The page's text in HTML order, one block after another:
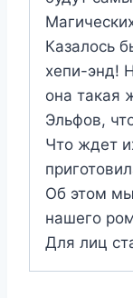
Казалось
хепи-энд!
она такая
Эльфов,
Что ждет
Об этом мы
нашего
Для лиц